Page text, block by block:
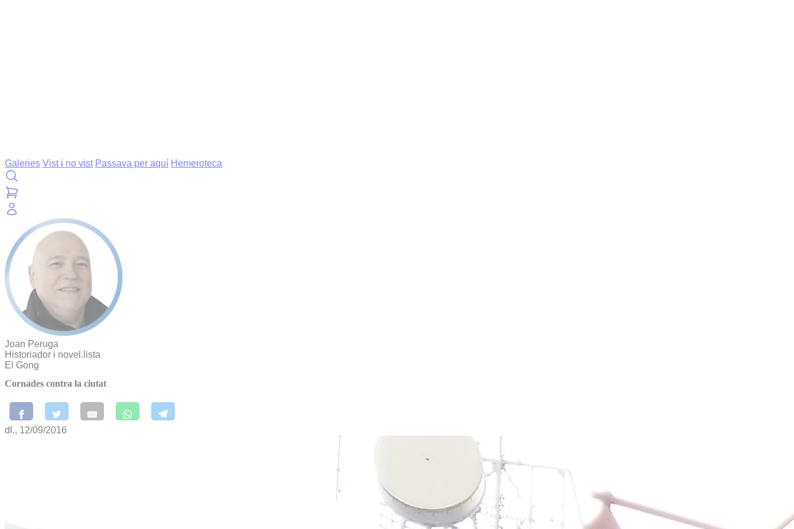
Galeries Vist i no vist Passava per aquí Hemeroteca
Joan Peruga
Historiador i novel.lista
El Gong
Cornades contra la ciutat
dl., 12/09/2016